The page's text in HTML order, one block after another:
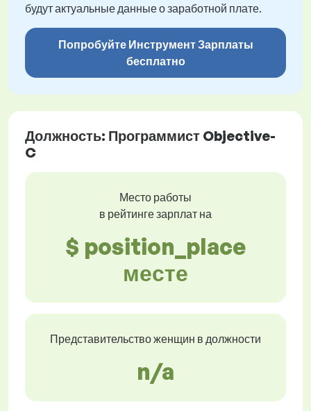
будут актуальные данные о заработной плате.
Попробуйте Инструмент Зарплаты
бесплатно
Должность: Программист Objective-
C
Место работы
в рейтинге зарплат на
$ position_place
месте
Представительство женщин в должности
n/a